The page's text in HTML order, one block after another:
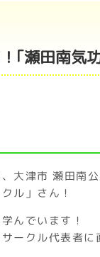
｢瀬田南
大津市 瀬田南
ル」さん！
んでいます！
ークル代表者に